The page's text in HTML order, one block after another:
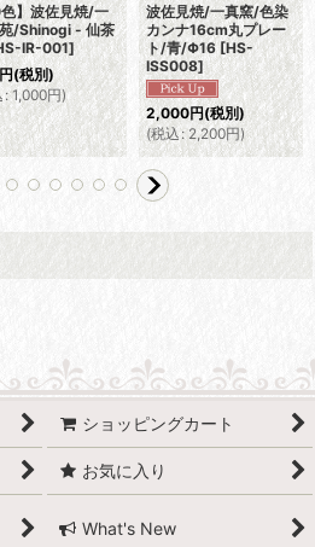
波佐見焼/一真窯/色染
カンナ16cm丸プレー
ト/青/Φ16 [HS-
ISS008]
2,000円(税別)
(税込: 2,200円)
【10色】波佐見焼/
龍陶苑/Shinogi - プ
ート(S) 11.2×1.5cm
[HS-IR-012]
773円 (税別)
(税込: 851 円)
ショッピングカート
お気に入り
What's New